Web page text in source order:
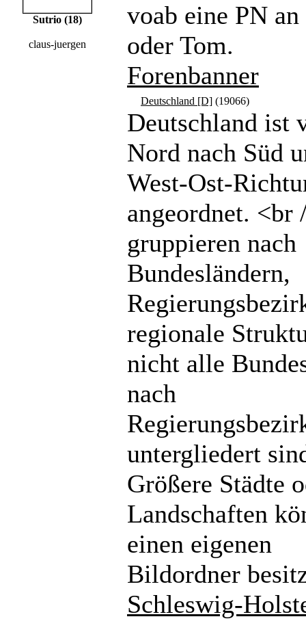
Sutrio (18)
claus-juergen
voab eine PN
oder Tom.
Forenbanner
Deutschland [D] (19066)
Deutschland ist
Nord nach Süd
West-Ost-
angeordnet. <br
gruppieren nach
Bundesländern,
regionale
nicht alle
nach
untergliedert
Größere Städte
Landschaften
einen eigenen
Bildordner
Schleswig-